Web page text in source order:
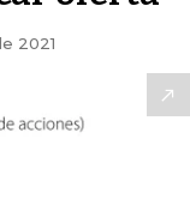
2021